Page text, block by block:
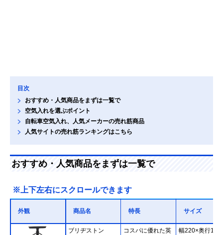
目次
おすすめ・人気商品をまずは一覧で
空気入れを選ぶポイント
自転車空気入れ、人気メーカーの売れ筋商品
人気サイトの売れ筋ランキングはこちら
おすすめ・人気商品をまずは一覧で
※上下左右にスクロールできます
外観 商品名 特長 サイズ
ブリヂストン
コスパに優れた英
幅220×奥行